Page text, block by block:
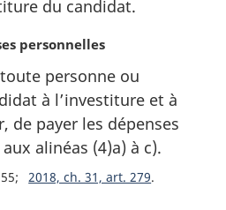
du candidat.
personnelles
personne ou
à l’investiture et à
de payer les dépenses
alinéas (4)a) à c).
2018, ch. 31, art. 279